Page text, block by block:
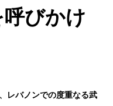
びかけ
レバノンでの度重なる武